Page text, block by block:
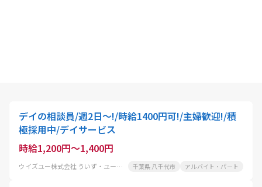
デイの相談員/週2日～!/時給1400円可!/主婦歓迎!/積
極採用中/デイサービス
時給1,200円～1,400円
ウイズユー株式会社 ういず・ユー勝田台デイサロン 千葉県 八千代市 アルバイト・パート